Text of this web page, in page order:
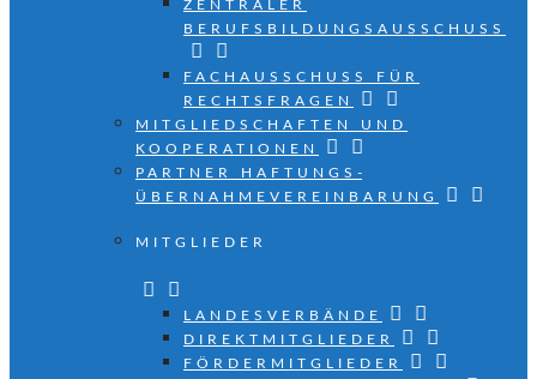
ZENTRALER
BERUFSBILDUNGSAUSSCHUSS
FACHAUSSCHUSS FÜR
RECHTSFRAGEN
MITGLIEDSCHAFTEN UND
KOOPERATIONEN
PARTNER HAFTUNGS­
ÜBERNAHMEVEREINBARUNG
MITGLIEDER
LANDESVERBÄNDE
DIREKTMITGLIEDER
FÖRDERMITGLIEDER